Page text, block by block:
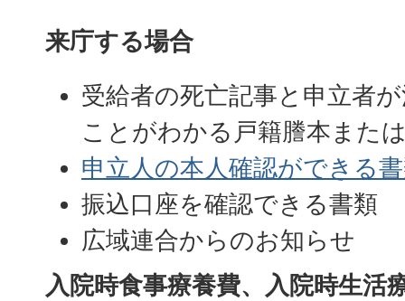
来庁する場合
受給者の死亡記事と申立者
ことがわかる戸籍謄本また
申立人の本人確認ができる
振込口座を確認できる書類
広域連合からのお知らせ
入院時食事療養費、入院時生活